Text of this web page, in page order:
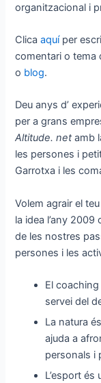
organitzacional i
Clicaaquíper
comentari o tema
o blog.
Deu anys d’
per a grans
Altitude. netamb
les persones i
Garrotxa i les
Volem agrair el
la idea l’any
de les nostres
persones i les
El
servei del
La natura
ajuda a
personals i
L’esport